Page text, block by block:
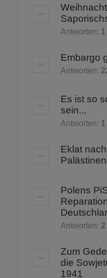
Antworten: 1
Embargo
Antworten:
Es ist so
sein...
Antworten: 1
Eklat
Polens
Antworten: 2
Zum
die
1941